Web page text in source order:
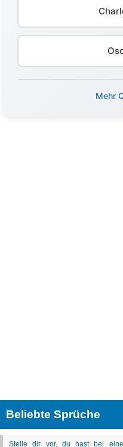
Mehr
Beliebte Sprüche